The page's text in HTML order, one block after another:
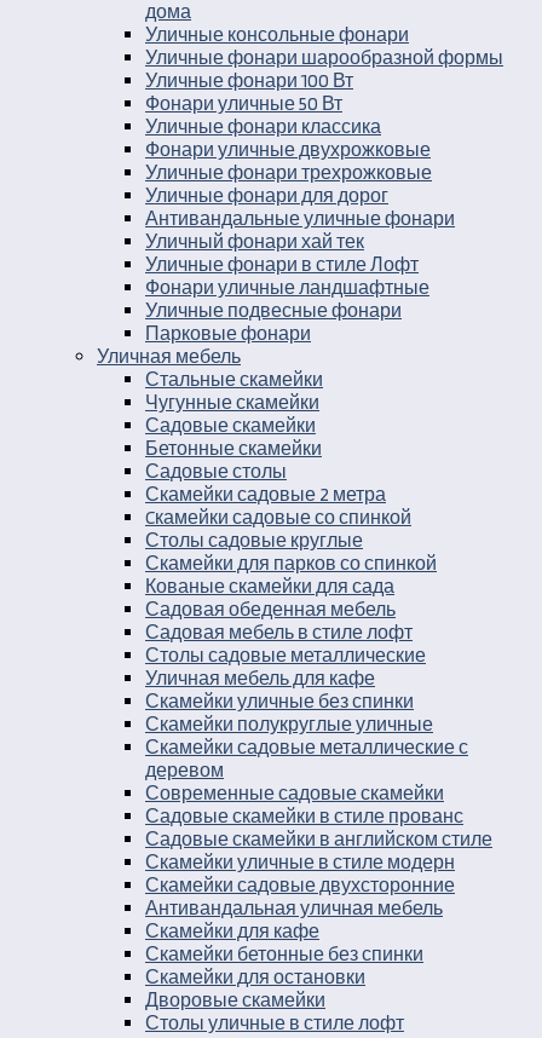
дома
Уличные консольные фонари
Уличные фонари шарообразной формы
Уличные фонари 100 Вт
Фонари уличные 50 Вт
Уличные фонари классика
Фонари уличные двухрожковые
Уличные фонари трехрожковые
Уличные фонари для дорог
Антивандальные уличные фонари
Уличный фонари хай тек
Уличные фонари в стиле Лофт
Фонари уличные ландшафтные
Уличные подвесные фонари
Парковые фонари
Уличная мебель
Стальные скамейки
Чугунные скамейки
Садовые скамейки
Бетонные скамейки
Садовые столы
Скамейки садовые 2 метра
Cкамейки садовые со спинкой
Столы садовые круглые
Скамейки для парков со спинкой
Кованые скамейки для сада
Садовая обеденная мебель
Садовая мебель в стиле лофт
Столы садовые металлические
Уличная мебель для кафе
Скамейки уличные без спинки
Скамейки полукруглые уличные
Скамейки садовые металлические с
деревом
Современные садовые скамейки
Садовые скамейки в стиле прованс
Садовые скамейки в английском стиле
Скамейки уличные в стиле модерн
Скамейки садовые двухсторонние
Антивандальная уличная мебель
Скамейки для кафе
Скамейки бетонные без спинки
Скамейки для остановки
Дворовые скамейки
Столы уличные в стиле лофт